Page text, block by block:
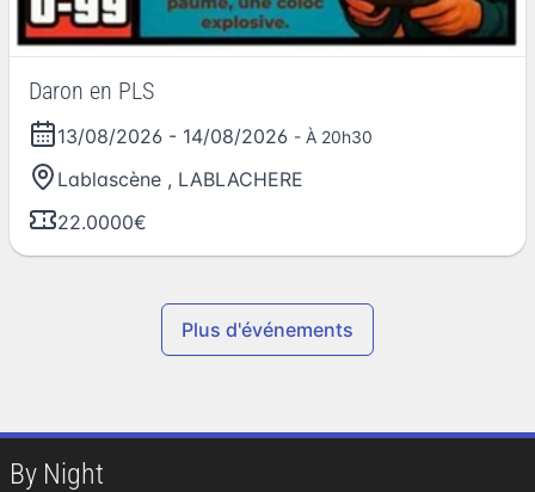
Daron en PLS
13/08/2026 - 14/08/2026 - À 20h30
Lablascène , LABLACHERE
22.0000€
Plus d'événements
By Night